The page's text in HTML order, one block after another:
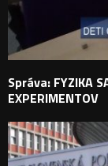
Správa: FYZIKA
EXPERIMENTOV